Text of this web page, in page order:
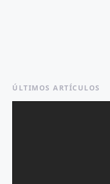
ÚLTIMOS ARTÍCULOS